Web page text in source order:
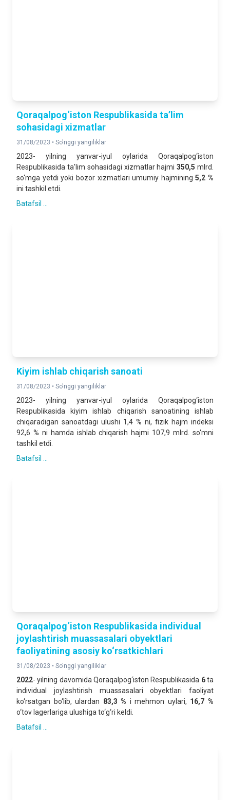
Qoraqalpog‘iston Respublikasida ta’lim
sohasidagi xizmatlar
31/08/2023 • So'nggi yangiliklar
2023- yilning yanvar-iyul oylarida Qoraqalpog‘iston
Respublikasida ta’lim sohasidagi xizmatlar hajmi350,5mlrd.
so‘mga yetdi yoki bozor xizmatlari umumiy hajmining5,2 %
ini tashkil etdi.
Batafsil ...
Kiyim ishlab chiqarish sanoati
31/08/2023 • So'nggi yangiliklar
2023- yilning yanvar-iyul oylarida Qoraqalpog‘iston
Respublikasida kiyim ishlab chiqarish sanoatining ishlab
chiqaradigan sanoatdagi ulushi 1,4 % ni, fizik hajm indeksi
92,6 % ni hamda ishlab chiqarish hajmi 107,9 mlrd. so‘mni
tashkil etdi.
Batafsil ...
Qoraqalpog‘iston Respublikasida individual
joylashtirish muassasalari obyektlari
faoliyatining asosiy ko‘rsatkichlari
31/08/2023 • So'nggi yangiliklar
2022- yilning davomida Qoraqalpog‘iston Respublikasida 6ta
individual joylashtirish muassasalari obyektlari faoliyat
ko‘rsatgan bo‘lib, ulardan 83,3 % i mehmon uylari, 16,7 %
o‘tov lagerlariga ulushiga to‘g‘ri keldi.
Batafsil ...